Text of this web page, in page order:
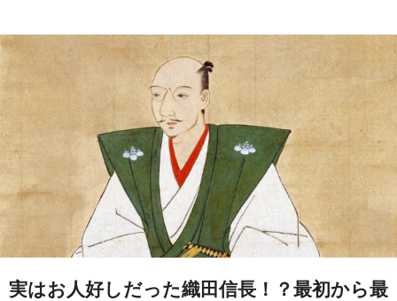
実はお人好しだった織田信長！？最初から最